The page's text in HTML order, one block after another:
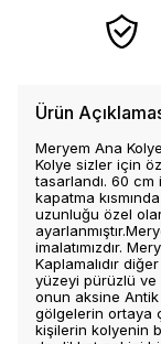
Ürün
Meryem Ana
Kolye sizler için
tasarlandı. 60
kapatma
uzunluğu özel
imalatımızdır.
Kaplamalıdır
yüzeyi pürüzlü ve
onun aksine
gölgelerin ortaya
kişilerin kolyenin